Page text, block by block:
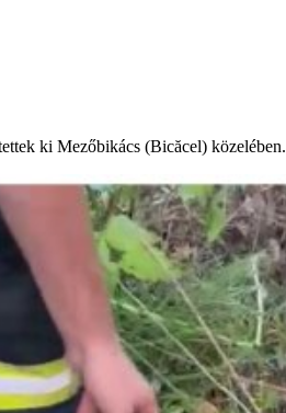
ki Mezőbikács (Bicăcel) közelében.